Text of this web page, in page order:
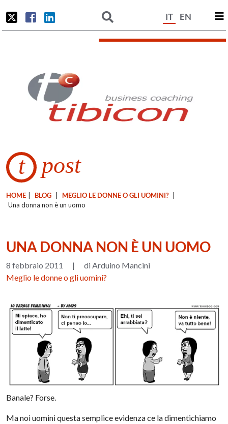
IT EN
t post
HOME BLOG MEGLIO LE DONNE O GLI UOMINI?
Una donna non è un uomo
UNA DONNA NON È UN UOMO
8 febbraio 2011 |
di Arduino Mancini
Meglio le donne o gli uomini?
Banale? Forse.
Ma noi uomini questa semplice evidenza ce la dimentichiamo